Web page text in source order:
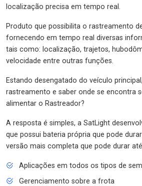
localização precisa em tempo real.
Produto que possibilita o rastreamento
fornecendo em tempo real diversas
tais como: localização, trajetos,
velocidade entre outras funções.
Estando desengatado do veículo
rastreamento e saber onde se encontra
alimentar o Rastreador?
A resposta é simples, a SatLight
que possui bateria própria que pode
versão mais completa que pode durar
Aplicações em todos os tipos de
Gerenciamento sobre a frota